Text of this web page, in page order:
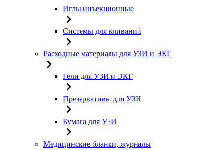
Иглы инъекционные
Системы для вливаний
Расходные материалы для УЗИ и ЭКГ
Гели для УЗИ и ЭКГ
Презервативы для УЗИ
Бумага для УЗИ
Медицинские бланки, журналы